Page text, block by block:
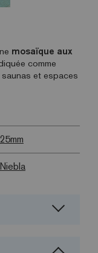
mosaïque aux
comme
saunas et espaces
25mm
Niebla